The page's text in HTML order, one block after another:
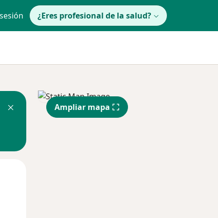
¿Eres profesional de la salud?
Ampliar mapa